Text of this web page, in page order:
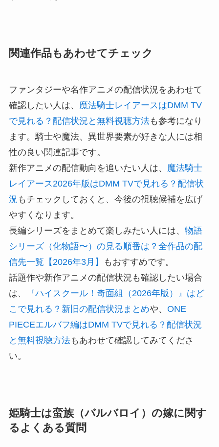
関連作品もあわせてチェック
ファンタジーや名作アニメの配信状況をあわせて
確認したい人は、
魔法騎士レイアースはDMM TV
で見れる？配信状況と無料視聴方法も参考になり
ます。騎士や魔法、異世界要素が好きな人には相
性の良い関連記事です。
新作アニメの配信動向を追いたい人は、
魔法騎士
レイアース2026年版はDMM TVで見れる？配信状
況 もチェックしておくと、今後の視聴候補を広げ
やすくなります。
長編シリーズをまとめて楽しみたい人には、 物語
シリーズ（化物語〜）の見る順番は？全作品の配
信先一覧【2026年3月】
もおすすめです。
話題作や新作アニメの配信状況も確認したい場合
は、
『ハイスクール！奇面組（2026年版）』はど
こで見れる？新旧の配信状況まとめや、 ONE
PIECEエルバフ編はDMM TVで見れる？配信状況
と無料視聴方法もあわせて確認してみてくださ
い。
姫騎士は蛮族（バルバロイ）の嫁に関す
るよくある質問